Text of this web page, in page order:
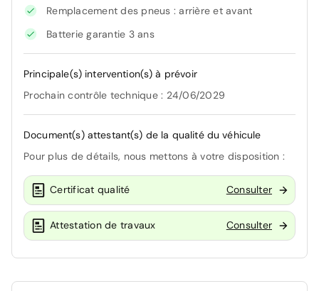
Remplacement des pneus : arrière et avant
Batterie garantie 3 ans
Principale(s) intervention(s) à prévoir
Prochain contrôle technique : 24/06/2029
Document(s) attestant(s) de la qualité du véhicule
Pour plus de détails, nous mettons à votre disposition :
Certificat qualité Consulter
Attestation de travaux Consulter